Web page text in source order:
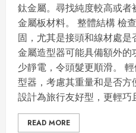
鈦金屬。尋找純度較高或
金屬板材料。 整體結構 檢
固，尤其是接頭和線材處
金屬造型器可能具備額外
少靜電，令頭髮更順滑。
型器，考慮其重量和是否
設計為旅行友好型，更輕巧
READ MORE